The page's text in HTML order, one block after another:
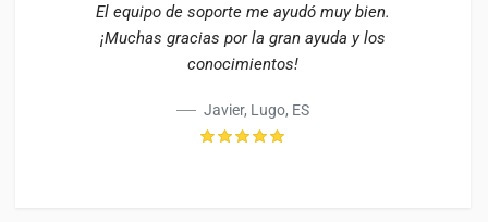
El equipo de soporte me ayudó muy bien.
¡Muchas gracias por la gran ayuda y los
conocimientos!
Javier, Lugo, ES